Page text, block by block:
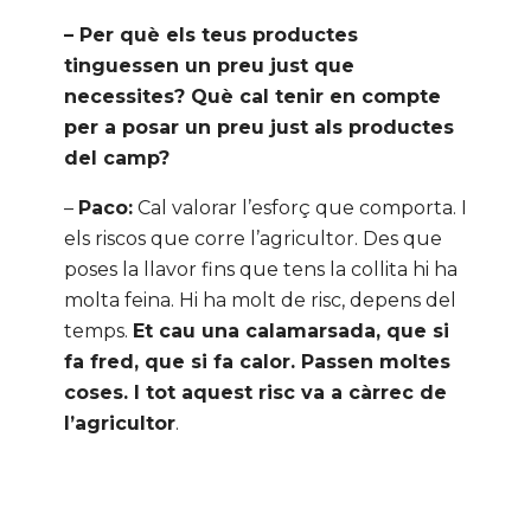
– Per què els teus productes
tinguessen un preu just que
necessites? Què cal tenir en compte
per a posar un preu just als productes
del camp?
– Paco: Cal valorar l’esforç que comporta. I
els riscos que corre l’agricultor. Des que
poses la llavor fins que tens la collita hi ha
molta feina. Hi ha molt de risc, depens del
temps. Et cau una calamarsada, que si
fa fred, que si fa calor. Passen moltes
coses. I tot aquest risc va a càrrec de
l’agricultor.